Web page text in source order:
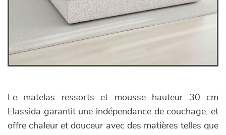
Le matelas ressorts et mousse hauteur 30 cm
Elassida garantit une indépendance de couchage, et
offre chaleur et douceur avec des matières telles que